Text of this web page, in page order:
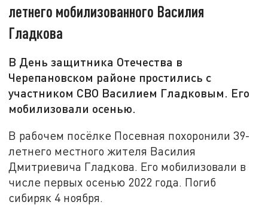
летнего мобилизованного Василия
Гладкова
В День защитника Отечества в
Черепановском районе простились с
участником СВО Василием Гладковым. Его
мобилизовали осенью.
В рабочем посёлке Посевная похоронили 39-
летнего местного жителя Василия
Дмитриевича Гладкова. Его мобилизовали в
числе первых осенью 2022 года. Погиб
сибиряк 4 ноября.